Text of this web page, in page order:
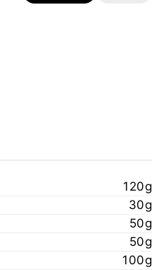
120g
30g
50g
50g
100g